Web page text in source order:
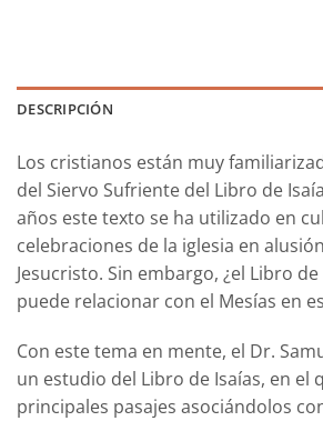
DESCRIPCIÓN
Los cristianos están muy
del Siervo Sufriente del Libro de
años este texto se ha utilizado en
celebraciones de la iglesia en
Jesucristo. Sin embargo, ¿el Libro
puede relacionar con el Mesías en
Con este tema en mente, el Dr.
un estudio del Libro de Isaías, en el
principales pasajes asociándolos